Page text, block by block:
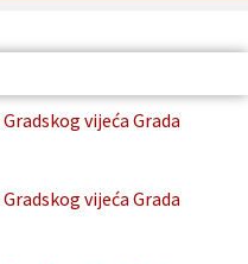
vijeća Grada
vijeća Grada